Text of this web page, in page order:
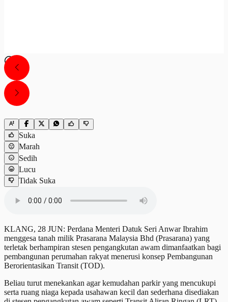
Suka
Marah
Sedih
Lucu
Tidak Suka
KLANG, 28 JUN: Perdana Menteri Datuk Seri Anwar Ibrahim
menggesa tanah milik Prasarana Malaysia Bhd (Prasarana) yang
terletak berhampiran stesen pengangkutan awam dimanfaatkan bagi
pembangunan perumahan rakyat menerusi konsep Pembangunan
Berorientasikan Transit (TOD).
Beliau turut menekankan agar kemudahan parkir yang mencukupi
serta ruang niaga kepada usahawan kecil dan sederhana disediakan